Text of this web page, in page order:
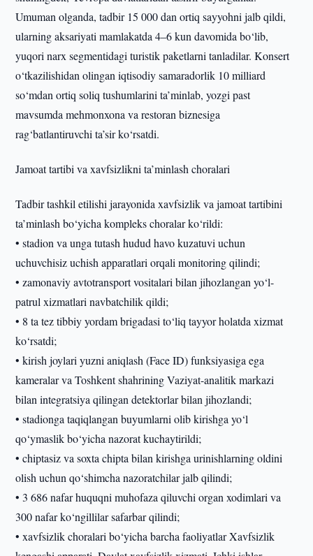
Umuman olganda, tadbir 15 000 dan ortiq sayyohni jalb qildi,
ularning aksariyati mamlakatda 4–6 kun davomida bo‘lib,
yuqori narx segmentidagi turistik paketlarni tanladilar. Konsert
o‘tkazilishidan olingan iqtisodiy samaradorlik 10 milliard
so‘mdan ortiq soliq tushumlarini ta’minlab, yozgi past
mavsumda mehmonxona va restoran biznesiga
rag‘batlantiruvchi ta’sir ko‘rsatdi.
Jamoat tartibi va xavfsizlikni ta’minlash choralari
Tadbir tashkil etilishi jarayonida xavfsizlik va jamoat tartibini
ta’minlash bo‘yicha kompleks choralar ko‘rildi:
• stadion va unga tutash hudud havo kuzatuvi uchun
uchuvchisiz uchish apparatlari orqali monitoring qilindi;
• zamonaviy avtotransport vositalari bilan jihozlangan yo‘l-
patrul xizmatlari navbatchilik qildi;
• 8 ta tez tibbiy yordam brigadasi to‘liq tayyor holatda xizmat
ko‘rsatdi;
• kirish joylari yuzni aniqlash (Face ID) funksiyasiga ega
kameralar va Toshkent shahrining Vaziyat-analitik markazi
bilan integratsiya qilingan detektorlar bilan jihozlandi;
• stadionga taqiqlangan buyumlarni olib kirishga yo‘l
qo‘ymaslik bo‘yicha nazorat kuchaytirildi;
• chiptasiz va soxta chipta bilan kirishga urinishlarning oldini
olish uchun qo‘shimcha nazoratchilar jalb qilindi;
• 3 686 nafar huquqni muhofaza qiluvchi organ xodimlari va
300 nafar ko‘ngillilar safarbar qilindi;
• xavfsizlik choralari bo‘yicha barcha faoliyatlar Xavfsizlik